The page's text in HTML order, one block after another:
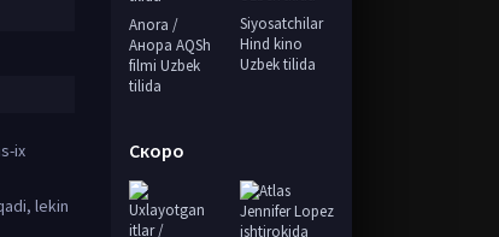
ix
lekin
Anora /
Анора AQSh
filmi Uzbek
tilida
Siyosatchilar
Hind kino
Uzbek tilida
Скоро